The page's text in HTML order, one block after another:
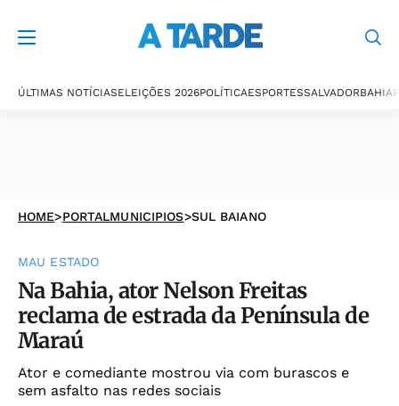
ÚLTIMAS NOTÍCIASELEIÇÕES 2026POLÍTICAESPORTESSALVADORBAHIA
HOME>PORTALMUNICIPIOS>SUL BAIANO
MAU ESTADO
Na Bahia, ator Nelson Freitas
reclama de estrada da Península de
Maraú
Ator e comediante mostrou via com burascos e
sem asfalto nas redes sociais